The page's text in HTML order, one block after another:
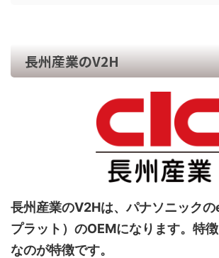
長州産業のV2H
長州産業のV2Hは、パナソニック
プラット）のOEMになります。特
なのが特徴です。